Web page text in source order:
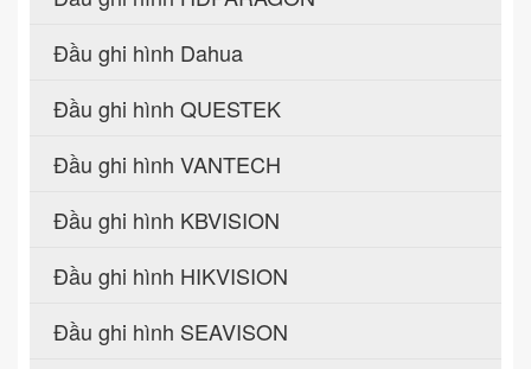
Đầu ghi hình Dahua
Đầu ghi hình QUESTEK
Đầu ghi hình VANTECH
Đầu ghi hình KBVISION
Đầu ghi hình HIKVISION
Đầu ghi hình SEAVISON